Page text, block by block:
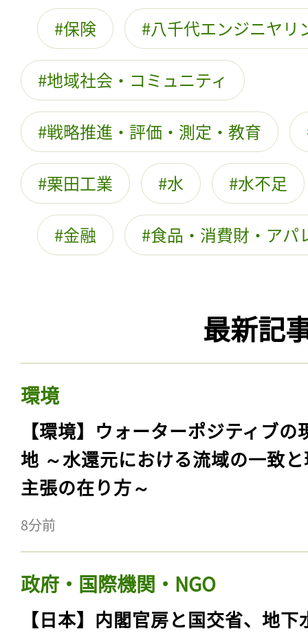
保険 八千代エンジニヤリ
地域社会・コミュニティ
戦略推進・評価・測定・教育
栗田工業 水 水不足
金融 食品・消費財・アパ
最新記
環境
【環境】ウォーターポジティブの
地 ～水還元における流域の一致
主張の在り方～
8分前
政府・国際機関・NGO
【日本】内閣官房と国交省、地下